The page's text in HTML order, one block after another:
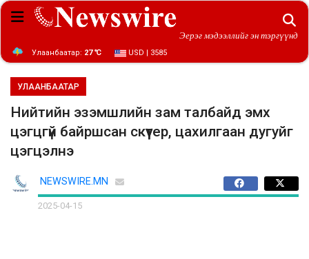
Эерэг мэдээллийг эн тэргүүнд
Улаанбаатар: 27 ℃ USD | 3585
УЛААНБААТАР
Нийтийн эзэмшлийн зам талбайд эмх
цэгцгүй байршсан скүүтер, цахилгаан дугуйг
цэгцэлнэ
NEWSWIRE.MN
2025-04-15